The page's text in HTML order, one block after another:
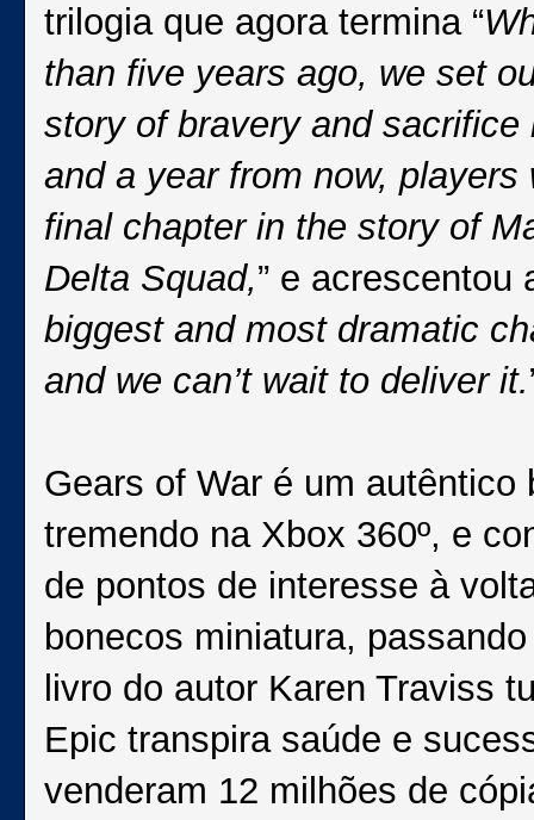
trilogia que agora termina “
than five years ago, we set
story of bravery and
and a year from now,
final chapter in the story of
Delta Squad,” e acrescentou
biggest and most dramatic
and we can’t wait to deliver it.
Gears of War é um
tremendo na Xbox 360º, e
de pontos de interesse à
bonecos miniatura,
livro do autor Karen Traviss
Epic transpira saúde e
venderam 12 milhões de